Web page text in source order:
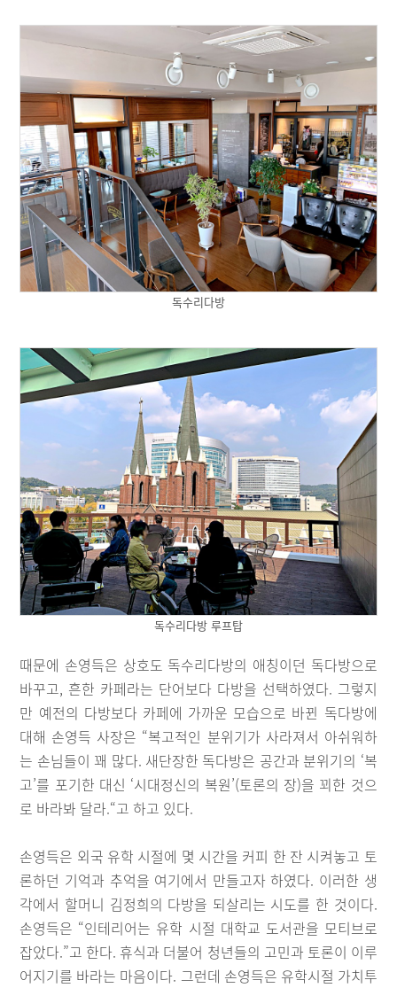
독수리다방
독수리다방 루프탑
때문에 손영득은 상호도 독수리다방의 애칭이던 독다방으로
바꾸고, 흔한 카페라는 단어보다 다방을 선택하였다. 그렇지
만 예전의 다방보다 카페에 가까운 모습으로 바뀐 독다방에
대해 손영득 사장은 “복고적인 분위기가 사라져서 아쉬워하
는 손님들이 꽤 많다. 새단장한 독다방은 공간과 분위기의 ‘복
고’를 포기한 대신 ‘시대정신의 복원’(토론의 장)을 꾀한 것으
로 바라봐 달라.“고 하고 있다.
손영득은 외국 유학 시절에 몇 시간을 커피 한 잔 시켜놓고 토
론하던 기억과 추억을 여기에서 만들고자 하였다. 이러한 생
각에서 할머니 김정희의 다방을 되살리는 시도를 한 것이다.
손영득은 “인테리어는 유학 시절 대학교 도서관을 모티브로
잡았다.”고 한다. 휴식과 더불어 청년들의 고민과 토론이 이루
어지기를 바라는 마음이다. 그런데 손영득은 유학시절 가치투